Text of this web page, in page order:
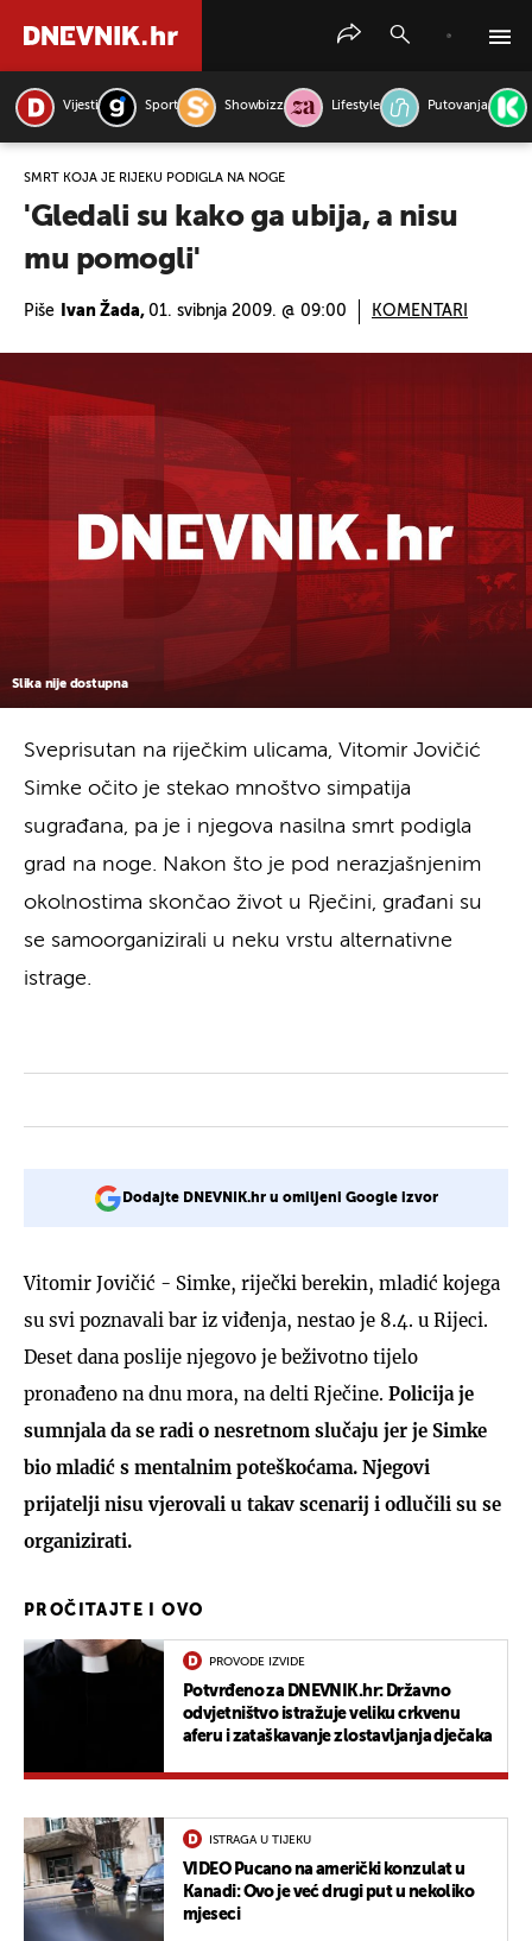
Vijesti Sport Showbizz Lifestyle Putovanja
SMRT KOJA JE RIJEKU PODIGLA NA NOGE
'Gledali su kako ga ubija, a nisu
mu pomogli'
Piše Ivan Žada, 01. svibnja 2009. @ 09:00 KOMENTARI
Slika nije dostupna
Sveprisutan na riječkim ulicama, Vitomir Jovičić
Simke očito je stekao mnoštvo simpatija
sugrađana, pa je i njegova nasilna smrt podigla
grad na noge. Nakon što je pod nerazjašnjenim
okolnostima skončao život u Rječini, građani su
se samoorganizirali u neku vrstu alternativne
istrage.
Dodajte DNEVNIK.hr u omiljeni Google izvor
Vitomir Jovičić - Simke, riječki berekin, mladić kojega
su svi poznavali bar iz viđenja, nestao je 8.4. u Rijeci.
Deset dana poslije njegovo je beživotno tijelo
pronađeno na dnu mora, na delti Rječine. Policija je
sumnjala da se radi o nesretnom slučaju jer je Simke
bio mladić s mentalnim poteškoćama. Njegovi
prijatelji nisu vjerovali u takav scenarij i odlučili su se
organizirati.
PROČITAJTE I OVO
PROVODE IZVIDE
Potvrđeno za DNEVNIK.hr: Državno
odvjetništvo istražuje veliku crkvenu
aferu i zataškavanje zlostavljanja dječaka
ISTRAGA U TIJEKU
VIDEO Pucano na američki konzulat u
Kanadi: Ovo je već drugi put u nekoliko
mjeseci
PRETRAŽITE VIJESTI